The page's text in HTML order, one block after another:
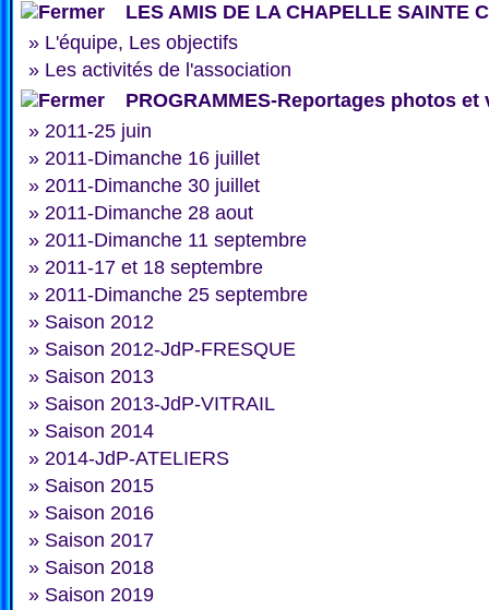
LES AMIS DE LA CHAPELLE SAINTE
» L'équipe, Les objectifs
» Les activités de l'association
PROGRAMMES-Reportages photos et
» 2011-25 juin
» 2011-Dimanche 16 juillet
» 2011-Dimanche 30 juillet
» 2011-Dimanche 28 aout
» 2011-Dimanche 11 septembre
» 2011-17 et 18 septembre
» 2011-Dimanche 25 septembre
» Saison 2012
» Saison 2012-JdP-FRESQUE
» Saison 2013
» Saison 2013-JdP-VITRAIL
» Saison 2014
» 2014-JdP-ATELIERS
» Saison 2015
» Saison 2016
» Saison 2017
» Saison 2018
» Saison 2019